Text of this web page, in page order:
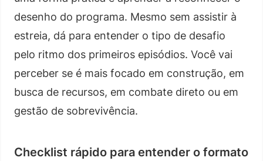
desenho do programa. Mesmo sem assistir à
estreia, dá para entender o tipo de desafio
pelo ritmo dos primeiros episódios. Você vai
perceber se é mais focado em construção, em
busca de recursos, em combate direto ou em
gestão de sobrevivência.
Checklist rápido para entender o formato